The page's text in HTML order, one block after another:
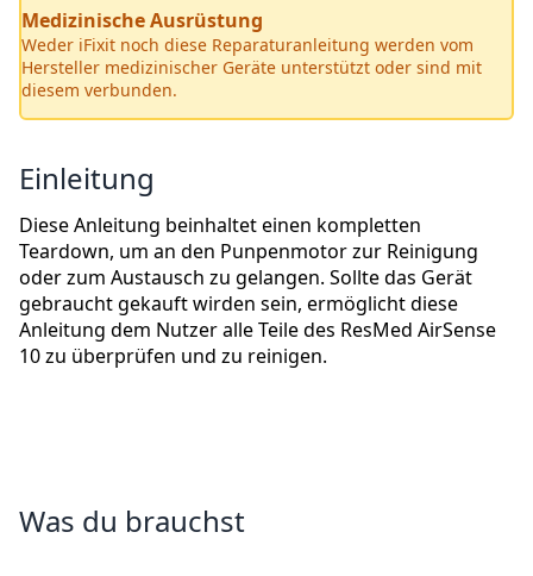
Medizinische Ausrüstung
Weder iFixit noch diese Reparaturanleitung werden vom
Hersteller medizinischer Geräte unterstützt oder sind mit
diesem verbunden.
Einleitung
Diese Anleitung beinhaltet einen kompletten
Teardown, um an den Punpenmotor zur Reinigung
oder zum Austausch zu gelangen. Sollte das Gerät
gebraucht gekauft wirden sein, ermöglicht diese
Anleitung dem Nutzer alle Teile des ResMed AirSense
10 zu überprüfen und zu reinigen.
Was du brauchst